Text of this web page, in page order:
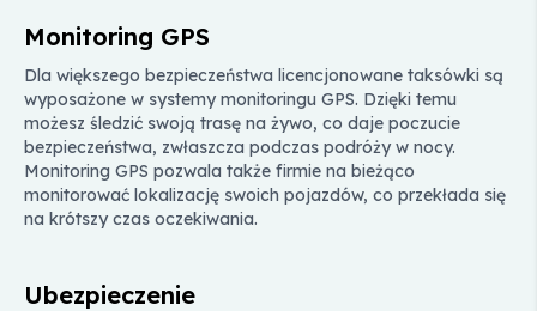
Monitoring GPS
Dla większego bezpieczeństwa licencjonowane taksówki są
wyposażone w systemy monitoringu GPS. Dzięki temu
możesz śledzić swoją trasę na żywo, co daje poczucie
bezpieczeństwa, zwłaszcza podczas podróży w nocy.
Monitoring GPS pozwala także firmie na bieżąco
monitorować lokalizację swoich pojazdów, co przekłada się
na krótszy czas oczekiwania.
Ubezpieczenie